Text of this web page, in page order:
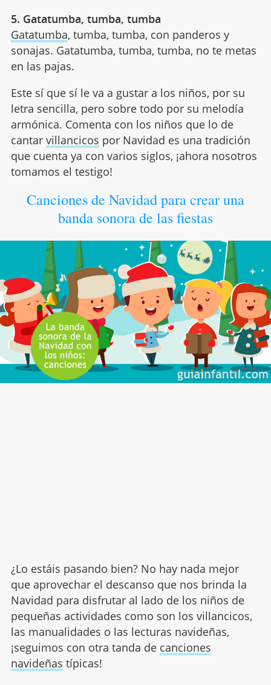
5. Gatatumba, tumba, tumba
Gatatumba, tumba, tumba, con panderos y
sonajas. Gatatumba, tumba, tumba, no te metas
en las pajas.
Este sí que sí le va a gustar a los niños, por su
letra sencilla, pero sobre todo por su melodía
armónica. Comenta con los niños que lo de
cantar villancicos por Navidad es una tradición
que cuenta ya con varios siglos, ¡ahora nosotros
tomamos el testigo!
Canciones de Navidad para crear una
banda sonora de las fiestas
¿Lo estáis pasando bien? No hay nada mejor
que aprovechar el descanso que nos brinda la
Navidad para disfrutar al lado de los niños de
pequeñas actividades como son los villancicos,
las manualidades o las lecturas navideñas,
¡seguimos con otra tanda de canciones
navideñas típicas!